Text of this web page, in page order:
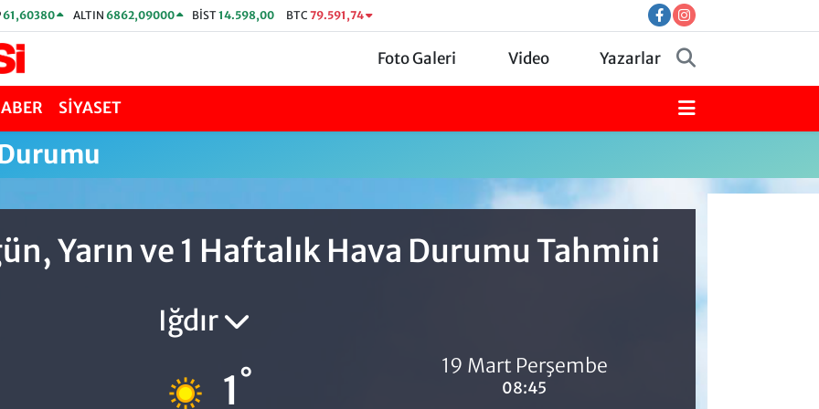
61,60380 ALTIN 6862,09000 BİST14.598,00 BTC 79.591,74
Foto Galeri Video Yazarlar
SİYASET
Yarın ve 1 Haftalık Hava Durumu Tahmini
Iğdır
1° 19 Mart Perşembe
08:45